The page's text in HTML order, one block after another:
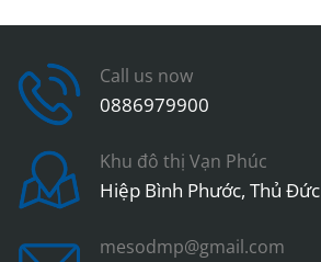
Call us now
0886979900
Khu đô thị Vạn Phúc
Hiệp Bình Phước, Thủ Đức
mesodmp@gmail.com